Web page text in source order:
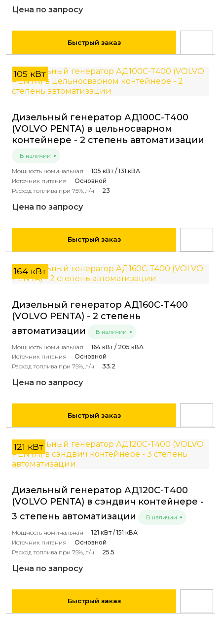
Цена по запросу
Быстрый заказ
105 кВт
Дизельный генератор АД100С-Т400
(VOLVO PENTA) в цельносварном
контейнере - 2 степень автоматизации
В наличии
Мощность номинальная
105 кВт / 131 кВА
Источник питания
Основной
Расход топлива при 75%, л/ч
23
Цена по запросу
Быстрый заказ
164 кВт
Дизельный генератор АД160С-Т400
(VOLVO PENTA) - 2 степень
автоматизации
В наличии
Мощность номинальная
164 кВт / 205 кВА
Источник питания
Основной
Расход топлива при 75%, л/ч
33.2
Цена по запросу
Быстрый заказ
121 кВт
Дизельный генератор АД120С-Т400
(VOLVO PENTA) в сэндвич контейнере -
3 степень автоматизации
В наличии
Мощность номинальная
121 кВт / 151 кВА
Источник питания
Основной
Расход топлива при 75%, л/ч
25.5
Цена по запросу
Быстрый заказ